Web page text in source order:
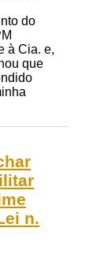
do
à Cia. e,
que
n.